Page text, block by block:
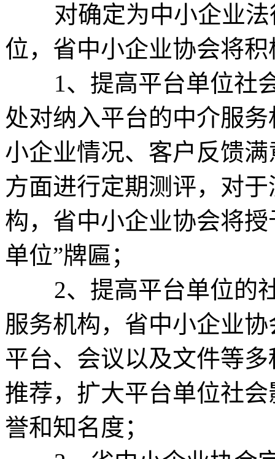
对确定为中小企业法
位，省中小企业协会将
1、提高平台单位社会
处对纳入平台的中介服
小企业情况、客户反馈
方面进行定期测评，对
构，省中小企业协会将
单位”牌匾；
2、提高平台单位的社
服务机构，省中小企业
平台、会议以及文件等
推荐，扩大平台单位社
誉和知名度；